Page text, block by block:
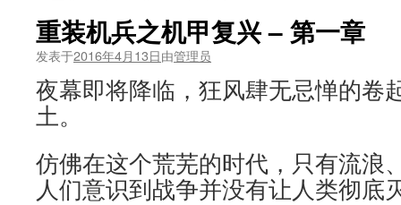
重装机兵之机甲复兴 – 第一章
发表于2016年4月13日由管理员
夜幕即将降临，狂风肆无忌惮的卷
土。
仿佛在这个荒芜的时代，只有流浪
人们意识到战争并没有让人类彻底